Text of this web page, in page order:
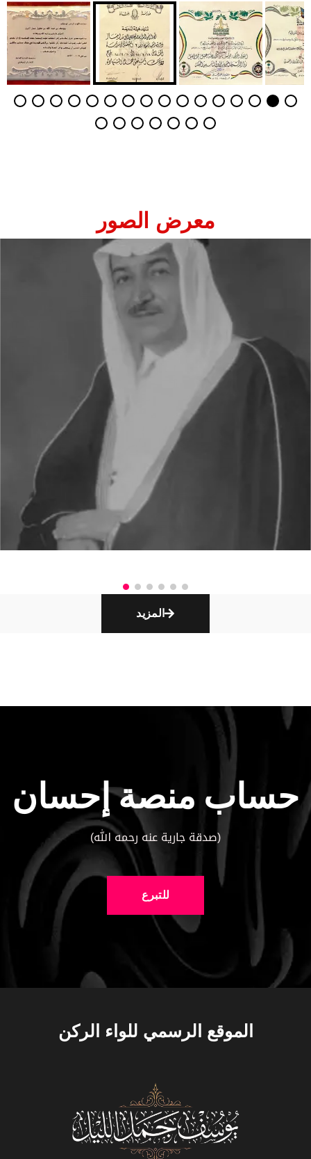
معرض الصور
المزيد
حساب منصة إحسان
(صدقة جارية عنه رحمه الله)
للتبرع
الموقع الرسمي للواء الركن